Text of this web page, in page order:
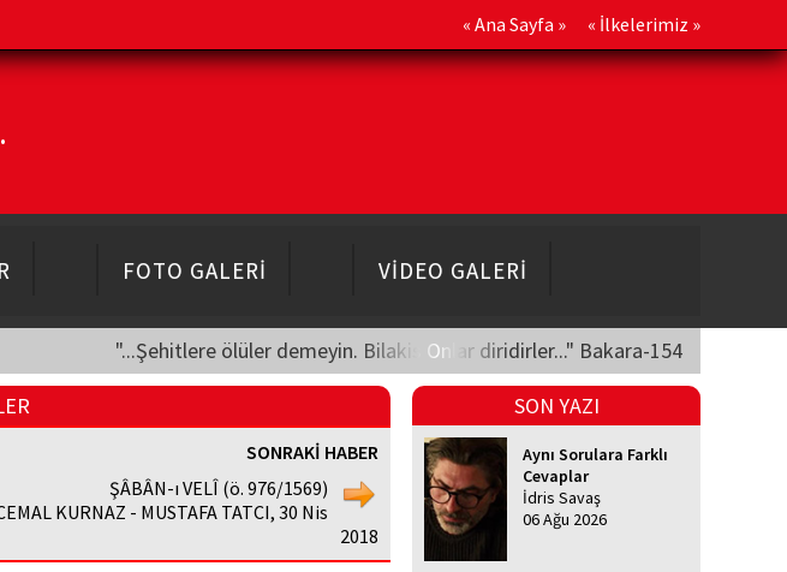
« Ana Sayfa » « İlkelerimiz »
FOTO GALERİ VİDEO GALERİ
"...Şehitlere ölüler demeyin. Bilakis Onlar diridirler..." Bakara-154
SONRAKİ HABER
ŞÂBÂN-ı VELÎ (ö. 976/1569)
KURNAZ - MUSTAFA TATCI, 30 Nis
2018
SON YAZI
Aynı Sorulara Farklı
Cevaplar
İdris Savaş
06 Ağu 2026